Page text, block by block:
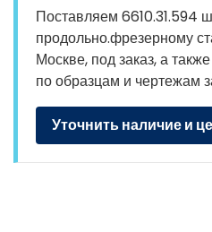
Поставляем 6610.31.594
продольно.фрезерному
Москве, под заказ, а
по образцам и чертежам
Уточнить наличие и